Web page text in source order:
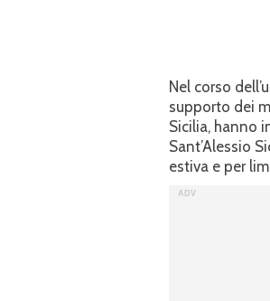
Nel corso
supporto dei
Sicilia, hanno
Sant’Alessio
estiva e per